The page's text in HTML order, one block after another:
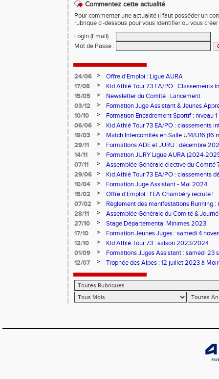
Commentez cette actualité
Pour commenter une actualité il faut posséder un
rubrique ci-dessous pour vous identifier ou vous
Login (Email)
:
Mot de Passe :
24/06 >
Offre d'Emploi : Ligue AURA
17/06
>
Kid Athlé Tour 73 EA/PO : Classements
15/05
>
Newsletter du Comité : Lancement
03/12
>
Formation Juge Assistant & Jeunes
Aix-les-Bains
10/10 >
Formation Encadrement Sportif : niveau
2025 à Pontcharra)
06/06 >
Kid Athlé Tour 73 EA/PO : classements
19/03
>
Match Intercomités en Salle U14/U16 (16
29/11
>
Formations ADE et JURU : décembre
14/11
>
Formation JURY Ligue AURA (2024-
07/11
>
Assemblée Générale élective du Comité
29/06
>
Kid Athlé Tour 73 EA/PO : classements
10/04
>
Formation Juge Assistant - Mai 2024
15/02
>
Offre d'Emploi : l'EA Chambéry recrute !
07/02
>
Règlement des manifestations Running :
28/11
>
Assemblée Générale du Comité &
27/10
>
Stage Départemental Minimes 2023
17/10
>
Formation Jeunes Juges : samedi 4
12/10
>
Kid Athlé Tour 73 : saison 2023/2024
01/09
>
Formations Juges Assistant : samedi 23
12/07
> Trophée des Alpes : 12 juillet 2023 à